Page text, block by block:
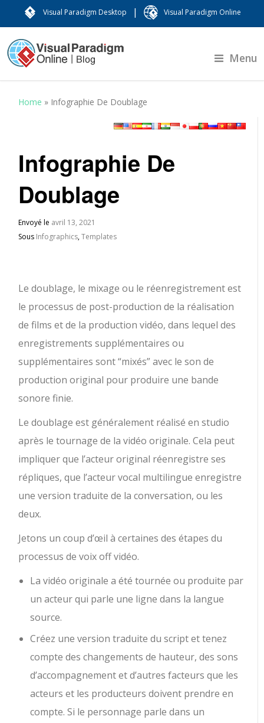
Visual Paradigm Desktop | Visual Paradigm Online
Menu
Home » Infographie De Doublage
Infographie De
Doublage
Envoyé le avril 13, 2021
Sous Infographics,Templates
Le doublage, le mixage ou le réenregistrement est
le processus de post-production de la réalisation
de films et de la production vidéo, dans lequel des
enregistrements supplémentaires ou
supplémentaires sont “mixés” avec le son de
production original pour produire une bande
sonore finie.
Le doublage est généralement réalisé en studio
après le tournage de la vidéo originale. Cela peut
impliquer que l’acteur original réenregistre ses
répliques, que l’acteur vocal multilingue enregistre
une version traduite de la conversation, ou les
deux.
Jetons un coup d’œil à certaines des étapes du
processus de voix off vidéo.
La vidéo originale a été tournée ou produite par
un acteur qui parle une ligne dans la langue
source.
Créez une version traduite du script et tenez
compte des changements de hauteur, des sons
d’accompagnement et d’autres facteurs que les
acteurs et les producteurs doivent prendre en
compte. Si le personnage parle dans un